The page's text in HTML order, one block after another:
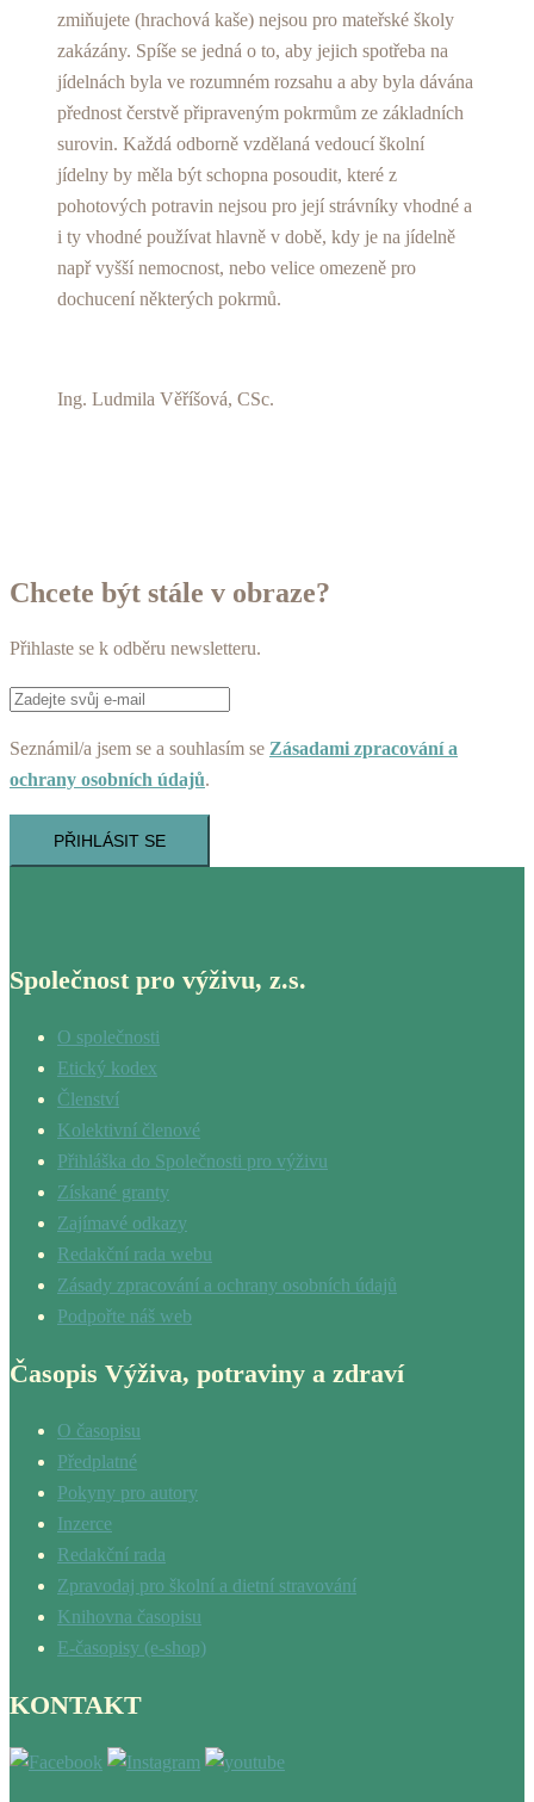
zmiňujete (hrachová kaše) nejsou pro mateřské školy
zakázány. Spíše se jedná o to, aby jejich spotřeba na
jídelnách byla ve rozumném rozsahu a aby byla dávána
přednost čerstvě připraveným pokrmům ze základních
surovin. Každá odborně vzdělaná vedoucí školní
jídelny by měla být schopna posoudit, které z
pohotových potravin nejsou pro její strávníky vhodné a
i ty vhodné používat hlavně v době, kdy je na jídelně
např vyšší nemocnost, nebo velice omezeně pro
dochucení některých pokrmů.
Ing. Ludmila Věříšová, CSc.
Chcete být stále v obraze?
Přihlaste se k odběru newsletteru.
Seznámil/a jsem se a souhlasím se Zásadami zpracování a
ochrany osobních údajů.
PŘIHLÁSIT SE
Společnost pro výživu, z.s.
O společnosti
Etický kodex
Členství
Kolektivní členové
Přihláška do Společnosti pro výživu
Získané granty
Zajímavé odkazy
Redakční rada webu
Zásady zpracování a ochrany osobních údajů
Podpořte náš web
Časopis Výživa, potraviny a zdraví
O časopisu
Předplatné
Pokyny pro autory
Inzerce
Redakční rada
Zpravodaj pro školní a dietní stravování
Knihovna časopisu
E-časopisy (e-shop)
KONTAKT